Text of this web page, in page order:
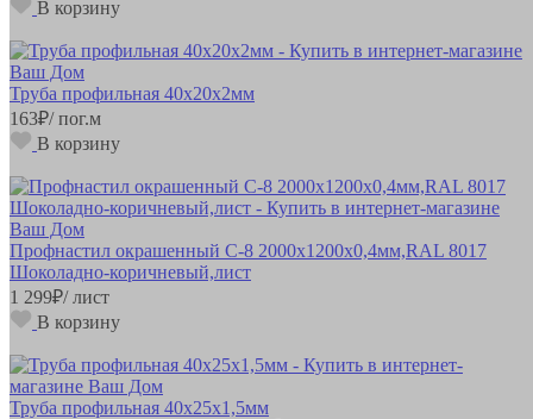
В корзину
Труба профильная 40х20х2мм
163₽/ пог.м
В корзину
Профнастил окрашенный С-8 2000х1200х0,4мм,RAL 8017
Шоколадно-коричневый,лист
1 299₽/ лист
В корзину
Труба профильная 40х25х1,5мм